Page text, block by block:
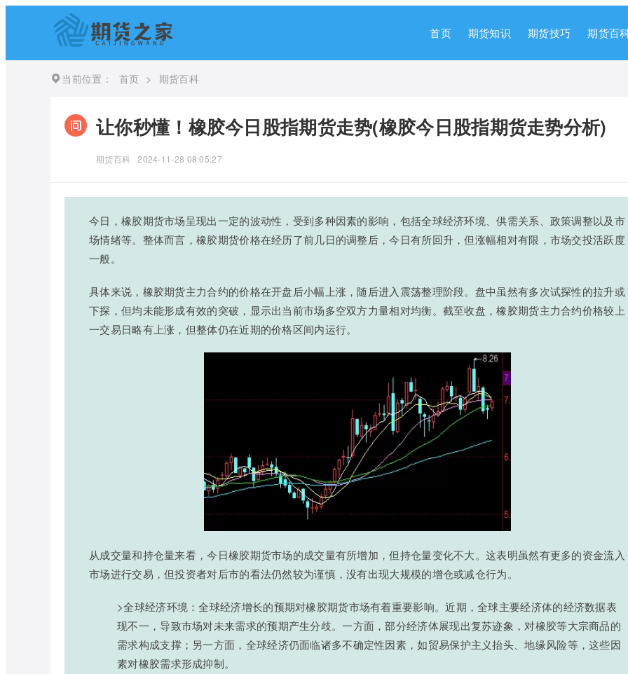
首页 期货知识 期货技巧 期货百
当前位置： 首页 > 期货百科
让你秒懂！橡胶今日股指期货走势(橡胶今日股指期货走势分析)
期货百科 2024-11-28 08:05:27
今日，橡胶期货市场呈现出一定的波动性，受到多种因素的影响，包括全球经济环境、供需关系、政策调整以及市
场情绪等。整体而言，橡胶期货价格在经历了前几日的调整后，今日有所回升，但涨幅相对有限，市场交投活跃度
一般。
具体来说，橡胶期货主力合约的价格在开盘后小幅上涨，随后进入震荡整理阶段。盘中虽然有多次试探性的拉升或
下探，但均未能形成有效的突破，显示出当前市场多空双方力量相对均衡。截至收盘，橡胶期货主力合约价格较上
一交易日略有上涨，但整体仍在近期的价格区间内运行。
从成交量和持仓量来看，今日橡胶期货市场的成交量有所增加，但持仓量变化不大。这表明虽然有更多的资金流入
市场进行交易，但投资者对后市的看法仍然较为谨慎，没有出现大规模的增仓或减仓行为。
>全球经济环境：全球经济增长的预期对橡胶期货市场有着重要影响。近期，全球主要经济体的经济数据表
现不一，导致市场对未来需求的预期产生分歧。一方面，部分经济体展现出复苏迹象，对橡胶等大宗商品的
需求构成支撑；另一方面，全球经济仍面临诸多不确定性因素，如贸易保护主义抬头、地缘风险等，这些因
素对橡胶需求形成抑制。